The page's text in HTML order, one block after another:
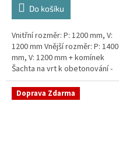
Do košíku
Vnitřní rozměr: P: 1200 mm, V:
1200 mm Vnější rozměr: P: 1400
mm, V: 1200 mm + komínek
Šachta na vrt k obetonování -
vhodná pod parkovací stání,
komunikace nebo do míst...
Doprava Zdarma